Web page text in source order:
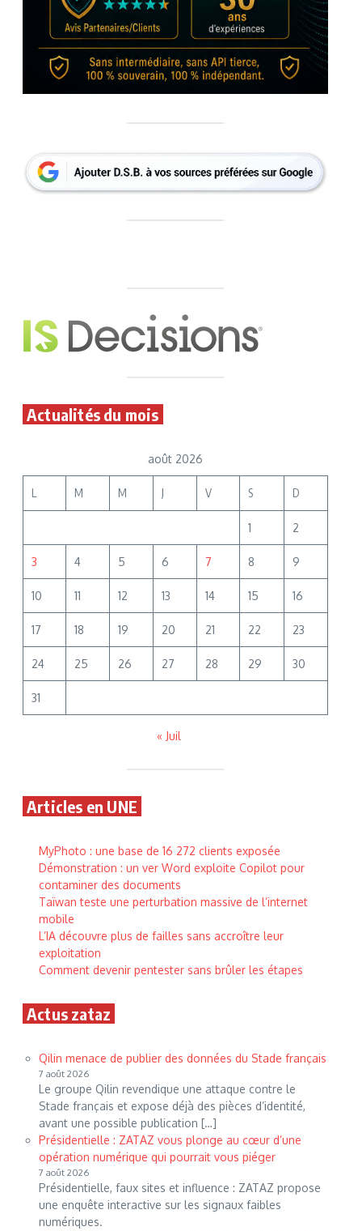
Actualités du mois
août 2026
L M M J V S D
1 2
3 4 5 6 7 8 9
10 11 12 13 14 15 16
17 18 19 20 21 22 23
24 25 26 27 28 29 30
31
« Juil
Articles en UNE
MyPhoto : une base de 16 272 clients exposée
Démonstration : un ver Word exploite Copilot pour
contaminer des documents
Taïwan teste une perturbation massive de l’internet
mobile
L’IA découvre plus de failles sans accroître leur
exploitation
Comment devenir pentester sans brûler les étapes
Actus zataz
Qilin menace de publier des données du Stade français
7 août 2026
Le groupe Qilin revendique une attaque contre le
Stade français et expose déjà des pièces d’identité,
avant une possible publication […]
Présidentielle : ZATAZ vous plonge au cœur d’une
opération numérique qui pourrait vous piéger
7 août 2026
Présidentielle, faux sites et influence : ZATAZ propose
une enquête interactive sur les signaux faibles
numériques.